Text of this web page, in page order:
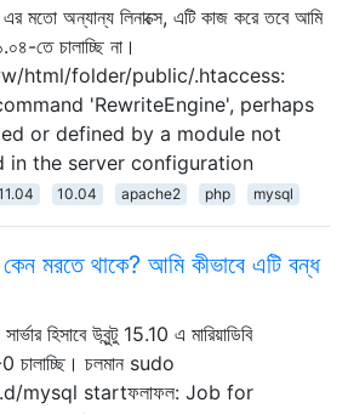
মতো অন্যান্য লিনাক্সে, এটি কাজ করে তবে আমি
তে চালাচ্ছি না।
html/folder/public/.htaccess:
'RewriteEngine', perhaps
or defined by a module not
in the server configuration
10.04 apache2 php mysql
কেন মরতে থাকে? আমি কীভাবে এটি বন্ধ
হিসাবে উবুন্টু 15.10 এ মারিয়াডিবি
চলমান sudo
mysql startফলাফল: Job for